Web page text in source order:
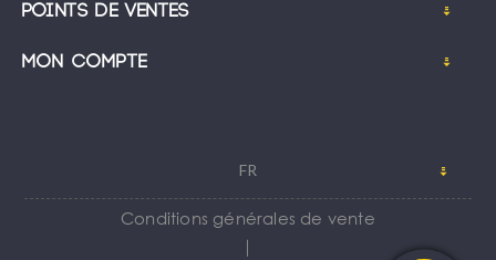
Points de ventes
Mon compte
FR
Conditions générales de vente
｜